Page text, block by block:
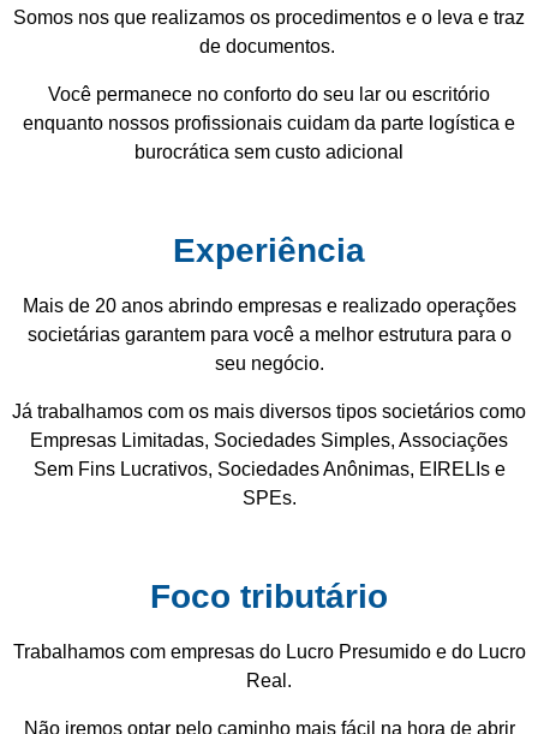
Somos nos que realizamos os procedimentos e o leva e traz
de documentos.
Você permanece no conforto do seu lar ou escritório
enquanto nossos profissionais cuidam da parte logística e
burocrática sem custo adicional
Experiência
Mais de 20 anos abrindo empresas e realizado operações
societárias garantem para você a melhor estrutura para o
seu negócio.
Já trabalhamos com os mais diversos tipos societários como
Empresas Limitadas, Sociedades Simples, Associações
Sem Fins Lucrativos, Sociedades Anônimas, EIRELIs e
SPEs.
Foco tributário
Trabalhamos com empresas do Lucro Presumido e do Lucro
Real.
Não iremos optar pelo caminho mais fácil na hora de abrir